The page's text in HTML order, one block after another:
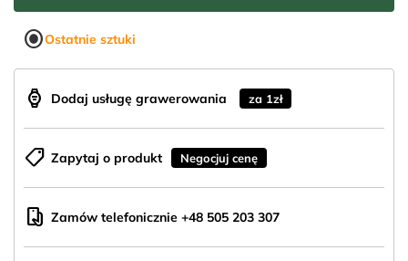
radio_button_checkedOstatnie sztuki
aod_watch Dodaj usługę grawerowania za 1zł
shoppingmode Zapytaj o produkt Negocjuj cenę
mobile_hand Zamów telefonicznie +48 505 203 307